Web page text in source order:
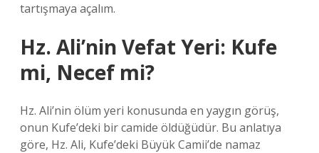
tartışmaya açalım.
Hz. Ali’nin Vefat Yeri: Kufe
mi, Necef mi?
Hz. Ali’nin ölüm yeri konusunda en yaygın görüş,
onun Kufe’deki bir camide öldüğüdür. Bu anlatıya
göre, Hz. Ali, Kufe’deki Büyük Camii’de namaz